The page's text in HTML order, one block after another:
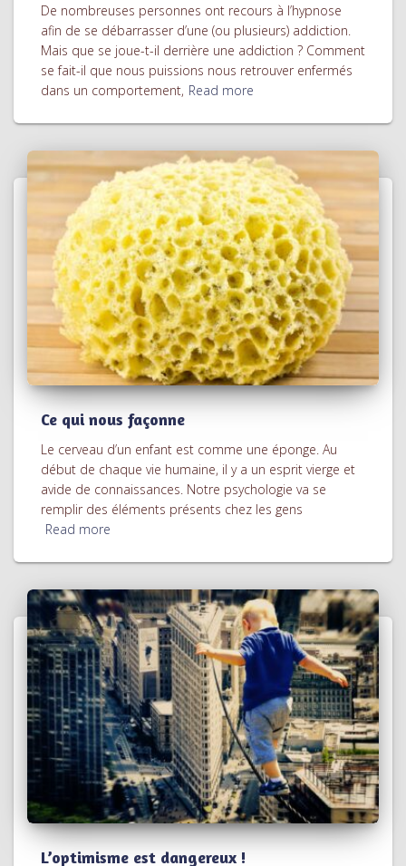
De nombreuses personnes ont recours à l’hypnose
afin de se débarrasser d’une (ou plusieurs) addiction.
Mais que se joue-t-il derrière une addiction ? Comment
se fait-il que nous puissions nous retrouver enfermés
dans un comportement, Read more
Ce qui nous façonne
Le cerveau d’un enfant est comme une éponge. Au
début de chaque vie humaine, il y a un esprit vierge et
avide de connaissances. Notre psychologie va se
remplir des éléments présents chez les gens
Read more
L’optimisme est dangereux !